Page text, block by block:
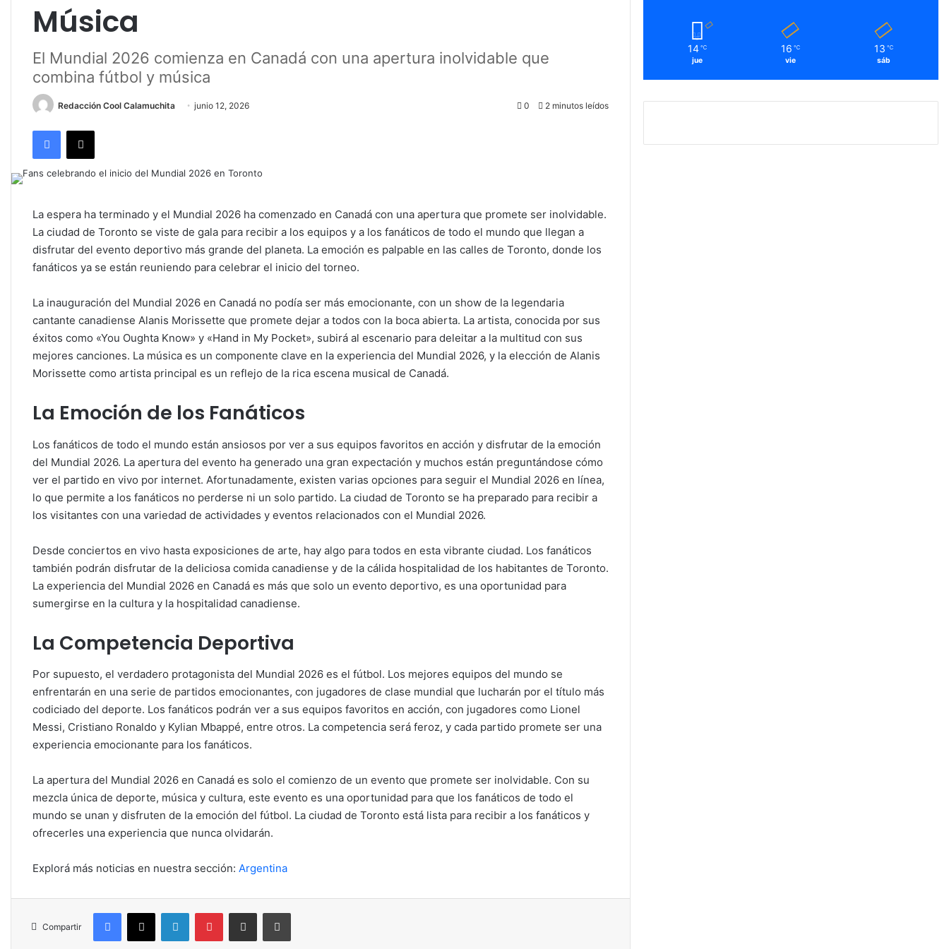
Música
El Mundial 2026 comienza en Canadá con una apertura inolvidable que
combina fútbol y música
Redacción Cool Calamuchita junio 12, 2026 0 2 minutos leídos
Facebook
X
La espera ha terminado y el Mundial 2026 ha comenzado en Canadá con una apertura que promete ser inolvidable.
La ciudad de Toronto se viste de gala para recibir a los equipos y a los fanáticos de todo el mundo que llegan a
disfrutar del evento deportivo más grande del planeta. La emoción es palpable en las calles de Toronto, donde los
fanáticos ya se están reuniendo para celebrar el inicio del torneo.
La inauguración del Mundial 2026 en Canadá no podía ser más emocionante, con un show de la legendaria
cantante canadiense Alanis Morissette que promete dejar a todos con la boca abierta. La artista, conocida por sus
éxitos como «You Oughta Know» y «Hand in My Pocket», subirá al escenario para deleitar a la multitud con sus
mejores canciones. La música es un componente clave en la experiencia del Mundial 2026, y la elección de Alanis
Morissette como artista principal es un reflejo de la rica escena musical de Canadá.
La Emoción de los Fanáticos
Los fanáticos de todo el mundo están ansiosos por ver a sus equipos favoritos en acción y disfrutar de la emoción
del Mundial 2026. La apertura del evento ha generado una gran expectación y muchos están preguntándose cómo
ver el partido en vivo por internet. Afortunadamente, existen varias opciones para seguir el Mundial 2026 en línea,
lo que permite a los fanáticos no perderse ni un solo partido. La ciudad de Toronto se ha preparado para recibir a
los visitantes con una variedad de actividades y eventos relacionados con el Mundial 2026.
Desde conciertos en vivo hasta exposiciones de arte, hay algo para todos en esta vibrante ciudad. Los fanáticos
también podrán disfrutar de la deliciosa comida canadiense y de la cálida hospitalidad de los habitantes de Toronto.
La experiencia del Mundial 2026 en Canadá es más que solo un evento deportivo, es una oportunidad para
sumergirse en la cultura y la hospitalidad canadiense.
La Competencia Deportiva
Por supuesto, el verdadero protagonista del Mundial 2026 es el fútbol. Los mejores equipos del mundo se
enfrentarán en una serie de partidos emocionantes, con jugadores de clase mundial que lucharán por el título más
codiciado del deporte. Los fanáticos podrán ver a sus equipos favoritos en acción, con jugadores como Lionel
Messi, Cristiano Ronaldo y Kylian Mbappé, entre otros. La competencia será feroz, y cada partido promete ser una
experiencia emocionante para los fanáticos.
La apertura del Mundial 2026 en Canadá es solo el comienzo de un evento que promete ser inolvidable. Con su
mezcla única de deporte, música y cultura, este evento es una oportunidad para que los fanáticos de todo el
mundo se unan y disfruten de la emoción del fútbol. La ciudad de Toronto está lista para recibir a los fanáticos y
ofrecerles una experiencia que nunca olvidarán.
Explorá más noticias en nuestra sección: Argentina
Compartir
Facebook
X LinkedInPinterestCompartir por correo electrónicoImprimir
14 ℃
jue
16 ℃
vie
13 ℃
sáb